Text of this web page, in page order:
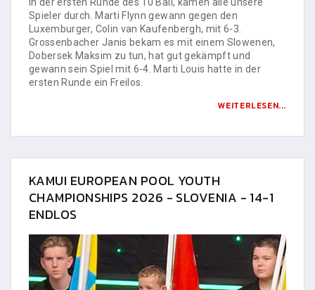
In der ersten Runde des 10 Ball, kamen alle unsere
Spieler durch. Marti Flynn gewann gegen den
Luxemburger, Colin van Kaufenbergh, mit 6-3.
Grossenbacher Janis bekam es mit einem Slowenen,
Dobersek Maksim zu tun, hat gut gekämpft und
gewann sein Spiel mit 6-4. Marti Louis hatte in der
ersten Runde ein Freilos.
WEITERLESEN...
KAMUI EUROPEAN POOL YOUTH
CHAMPIONSHIPS 2026 - SLOVENIA - 14-1
ENDLOS